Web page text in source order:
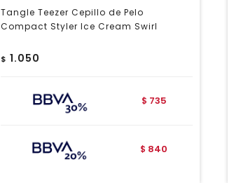
Tangle Teezer Cepillo de Pelo
Compact Styler Ice Cream Swirl
$ 1.050
$ 735
$ 840